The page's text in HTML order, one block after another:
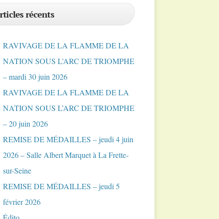
récents
RAVIVAGE DE LA FLAMME DE LA
NATION SOUS L’ARC DE TRIOMPHE
– mardi 30 juin 2026
RAVIVAGE DE LA FLAMME DE LA
NATION SOUS L’ARC DE TRIOMPHE
– 20 juin 2026
REMISE DE MÉDAILLES – jeudi 4 juin
2026 – Salle Albert Marquet à La Frette-
sur-Seine
REMISE DE MÉDAILLES – jeudi 5
février 2026